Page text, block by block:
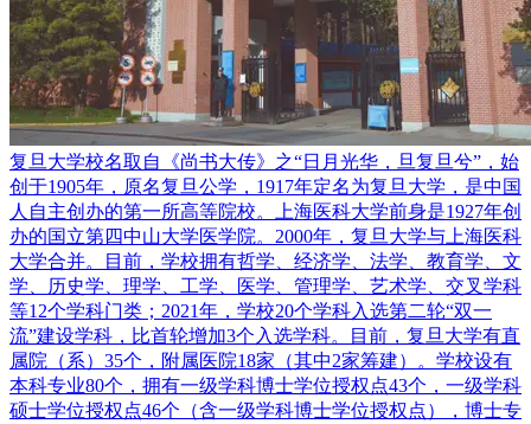
复旦大学校名取自《尚书大传》之“日月光华，旦复旦兮”，始
创于1905年，原名复旦公学，1917年定名为复旦大学，是中国
人自主创办的第一所高等院校。上海医科大学前身是1927年创
办的国立第四中山大学医学院。2000年，复旦大学与上海医科
大学合并。目前，学校拥有哲学、经济学、法学、教育学、文
学、历史学、理学、工学、医学、管理学、艺术学、交叉学科
等12个学科门类；2021年，学校20个学科入选第二轮“双一
流”建设学科，比首轮增加3个入选学科。目前，复旦大学有直
属院（系）35个，附属医院18家（其中2家筹建）。学校设有
本科专业80个，拥有一级学科博士学位授权点43个，一级学科
硕士学位授权点46个（含一级学科博士学位授权点），博士专